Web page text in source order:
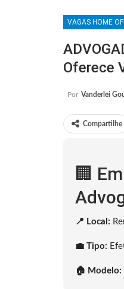
VAGAS HOME
Oferece
Por Vanderlei
Compartilhe
🏢
📍 Local:
💼 Tipo:
🏠 Modelo: